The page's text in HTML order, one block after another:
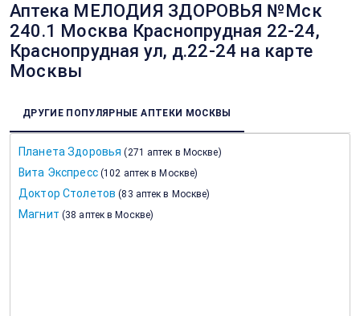
Аптека МЕЛОДИЯ ЗДОРОВЬЯ №Мск
240.1 Москва Краснопрудная 22-24,
Краснопрудная ул, д.22-24 на карте
Москвы
ДРУГИЕ ПОПУЛЯРНЫЕ АПТЕКИ МОСКВЫ
Планета Здоровья (271 аптек в Москве)
Вита Экспресс (102 аптек в Москве)
Доктор Столетов (83 аптек в Москве)
Магнит (38 аптек в Москве)